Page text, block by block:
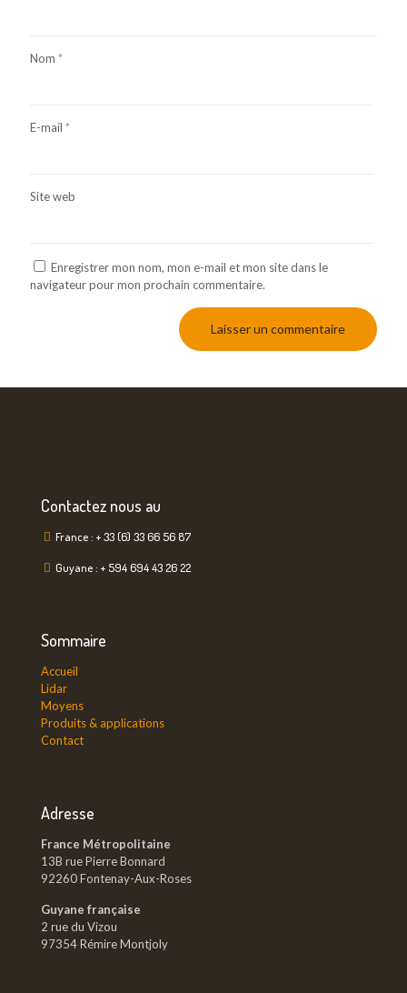
Nom *
E-mail *
Site web
Enregistrer mon nom, mon e-mail et mon site dans le
navigateur pour mon prochain commentaire.
Contactez nous au
France : + 33 (6) 33 66 56 87
Guyane : + 594 694 43 26 22
Sommaire
Accueil
Lidar
Moyens
Produits & applications
Contact
Adresse
France Métropolitaine
13B rue Pierre Bonnard
92260 Fontenay-Aux-Roses
Guyane française
2 rue du Vizou
97354 Rémire Montjoly